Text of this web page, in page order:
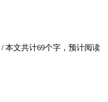
/本文共计69个字，预计阅读